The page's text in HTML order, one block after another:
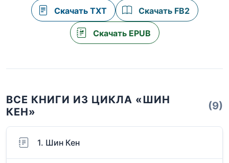
Скачать TXT Скачать FB2
Скачать EPUB
ВСЕ КНИГИ ИЗ ЦИКЛА «ШИН
КЕН»
(9)
1. Шин Кен